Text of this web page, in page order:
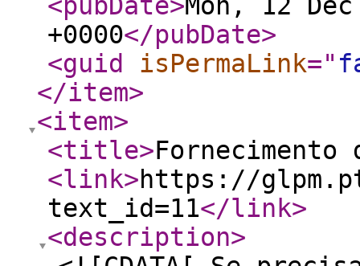
+0000</pubDate>
<guid
isPermaLink="
</item>
<item>
<title>Fornecimento
<link>https://
text_id=11</link>
<description>